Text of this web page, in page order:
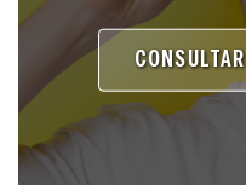
CONSULTAR